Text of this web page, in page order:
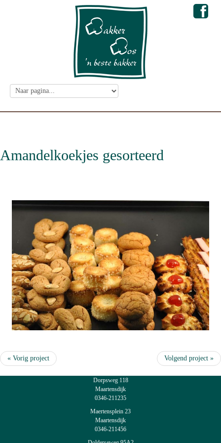
Amandelkoekjes gesorteerd
« Vorig project Volgend project »
Dorpsweg 118
Maartensdijk
0346-211235
Maertensplein 23
Maartensdijk
0346-211456